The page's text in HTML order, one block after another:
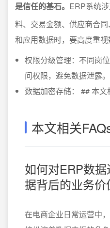
是信任的基石。 ERP系统
料、交易金额、供应商合
和应用数据时，要高度重视
权限分级管理：不同岗
问权限，避免数据泄露。
数据加密存储： ## 本文
本文相关
如何对ERP数
据背后的业务价
在电商企业日常运营中